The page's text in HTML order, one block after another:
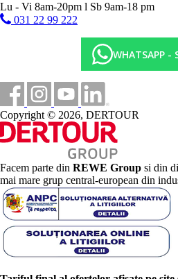
Lu - Vi 8am-20pm l Sb 9am-18 pm
031 22 99 222
WHATSAPP -
Copyright © 2026, DERTOUR
Facem parte din REWE Group si din
mai mare grup central-european din